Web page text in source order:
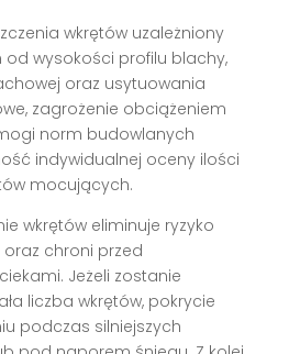
wkrętów uzależniony
od wysokości profilu blachy,
oraz usytuowania
zagrożenie obciążeniem
norm budowlanych
indywidualnej oceny ilości
mocujących.
wkrętów eliminuje ryzyko
chroni przed
Jeżeli zostanie
liczba wkrętów, pokrycie
podczas silniejszych